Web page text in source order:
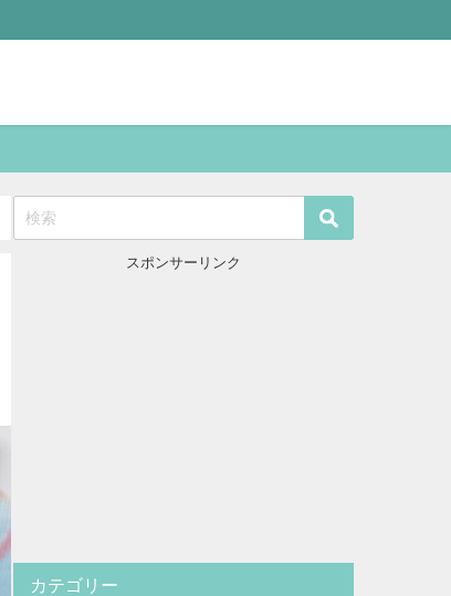
スポンサーリンク
カテゴリー